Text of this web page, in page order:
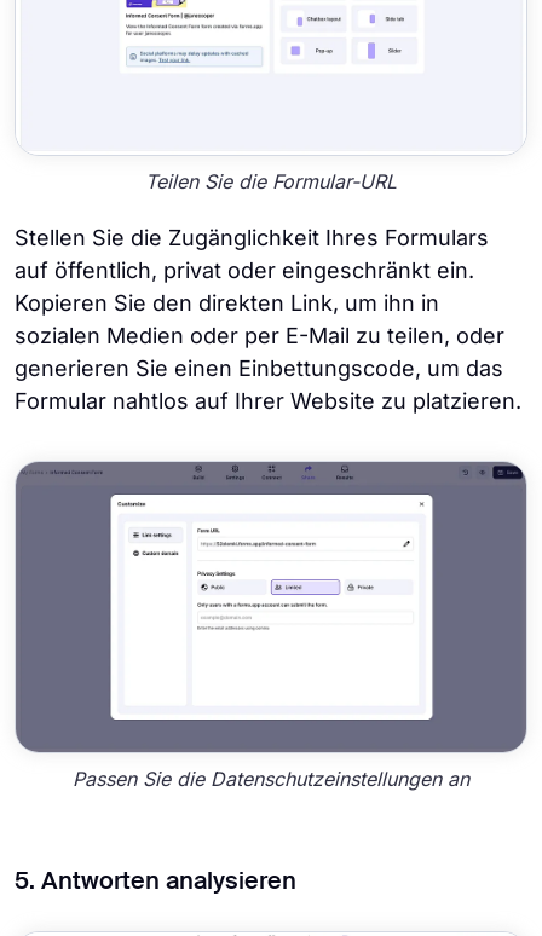
Teilen Sie die Formular-URL
Stellen Sie die Zugänglichkeit Ihres Formulars
auf öffentlich, privat oder eingeschränkt ein.
Kopieren Sie den direkten Link, um ihn in
sozialen Medien oder per E-Mail zu teilen, oder
generieren Sie einen Einbettungscode, um das
Formular nahtlos auf Ihrer Website zu platzieren.
Passen Sie die Datenschutzeinstellungen an
5. Antworten analysieren